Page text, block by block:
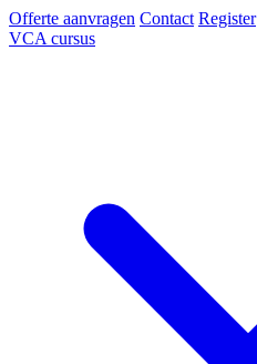
Offerte aanvragen Contact Register
VCA cursus